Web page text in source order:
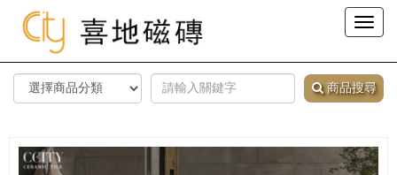
Toggle
商品搜尋